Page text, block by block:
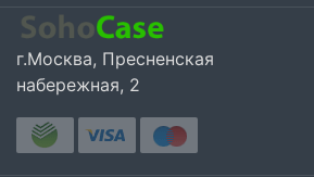
г.Москва, Пресненская
набережная, 2